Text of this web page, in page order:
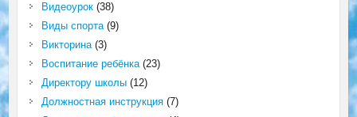
Видеоурок(38)
Виды спорта(9)
Викторина(3)
Воспитание ребёнка(23)
Директору школы(12)
Должностная инструкция(7)